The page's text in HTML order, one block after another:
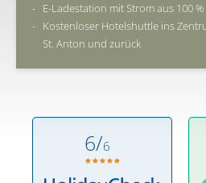
E-Ladestation mit Strom aus 100
Kostenloser Hotelshuttle ins
St. Anton und zurück
6/6